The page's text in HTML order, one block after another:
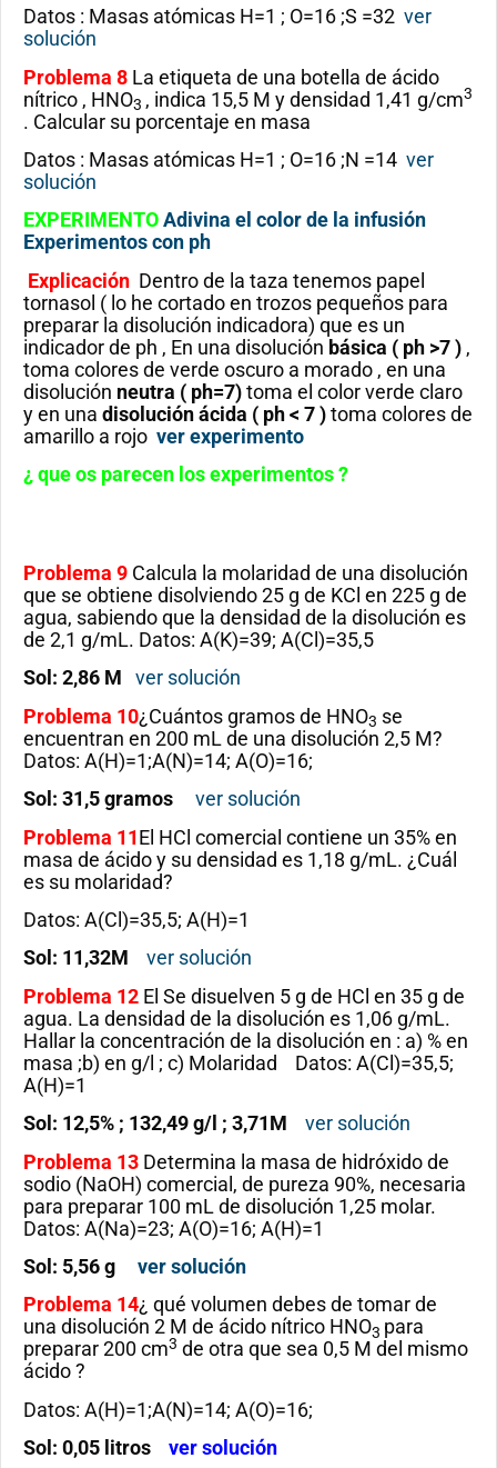
Datos : Masas atómicas H=1 ; O=16 ;S =32 ver
solución
Problema 8 La etiqueta de una botella de ácido
nítrico , HNO3 , indica 15,5 M y densidad 1,41 g/cm3
. Calcular su porcentaje en masa
Datos : Masas atómicas H=1 ; O=16 ;N =14 ver
solución
EXPERIMENTOAdivina el color de la infusión
Experimentos con ph
Explicación Dentro de la taza tenemos papel
tornasol ( lo he cortado en trozos pequeños para
preparar la disolución indicadora) que es un
indicador de ph , En una disolución básica ( ph >7 ) ,
toma colores de verde oscuro a morado , en una
disolución neutra ( ph=7)toma el color verde claro
y en una disolución ácida ( ph < 7 )toma colores de
amarillo a rojo ver experimento
¿ que os parecen los experimentos ?
Problema 9 Calcula la molaridad de una disolución
que se obtiene disolviendo 25 g de KCl en 225 g de
agua, sabiendo que la densidad de la disolución es
de 2,1 g/mL. Datos: A(K)=39; A(Cl)=35,5
Sol: 2,86 M ver solución
Problema 10¿Cuántos gramos de HNO3 se
encuentran en 200 mL de una disolución 2,5 M?
Datos: A(H)=1;A(N)=14; A(O)=16;
Sol: 31,5 gramos ver solución
Problema 11El HCl comercial contiene un 35% en
masa de ácido y su densidad es 1,18 g/mL. ¿Cuál
es su molaridad?
Datos: A(Cl)=35,5; A(H)=1
Sol: 11,32M ver solución
Problema 12 El Se disuelven 5 g de HCl en 35 g de
agua. La densidad de la disolución es 1,06 g/mL.
Hallar la concentración de la disolución en : a) % en
masa ;b) en g/l ; c) Molaridad Datos: A(Cl)=35,5;
A(H)=1
Sol: 12,5% ; 132,49 g/l ; 3,71M ver solución
Problema 13 Determina la masa de hidróxido de
sodio (NaOH) comercial, de pureza 90%, necesaria
para preparar 100 mL de disolución 1,25 molar.
Datos: A(Na)=23; A(O)=16; A(H)=1
Sol: 5,56 g ver solución
Problema 14¿ qué volumen debes de tomar de
una disolución 2 M de ácido nítrico HNO3 para
preparar 200 cm3 de otra que sea 0,5 M del mismo
ácido ?
Datos: A(H)=1;A(N)=14; A(O)=16;
Sol: 0,05 litros
ver solución